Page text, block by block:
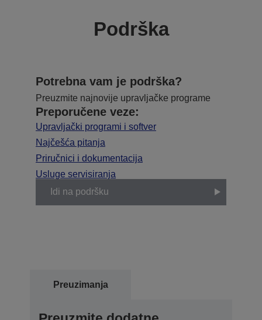
Podrška
Potrebna vam je podrška?
Preuzmite najnovije upravljačke programe
Preporučene veze:
Upravljački programi i softver
Najčešća pitanja
Priručnici i dokumentacija
Usluge servisiranja
Idi na podršku
Preuzimanja